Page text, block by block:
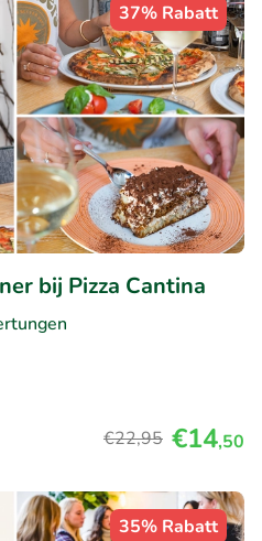
37% Rabatt
bij Pizza Cantina
€22,95 €14,50
35% Rabatt